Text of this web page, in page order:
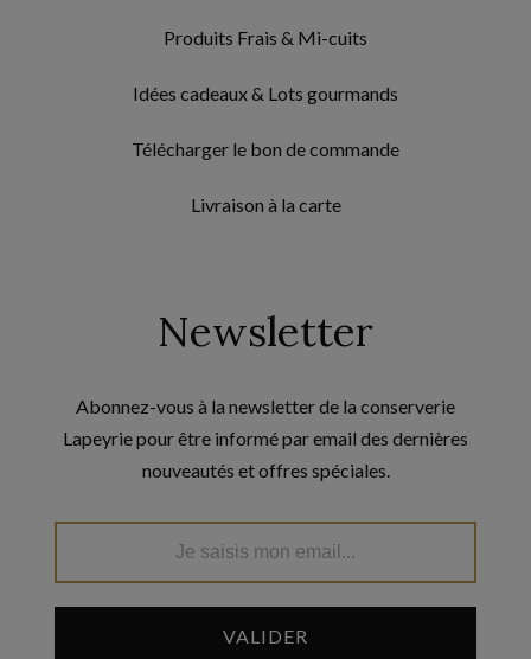
Produits Frais & Mi-cuits
Idées cadeaux & Lots gourmands
Télécharger le bon de commande
Livraison à la carte
Newsletter
Abonnez-vous à la newsletter de la conserverie
Lapeyrie pour être informé par email des dernières
nouveautés et offres spéciales.
VALIDER